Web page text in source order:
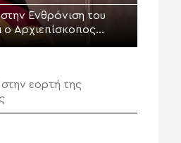
Ενθρόνιση του
ο Αρχιεπίσκοπος
εορτή της